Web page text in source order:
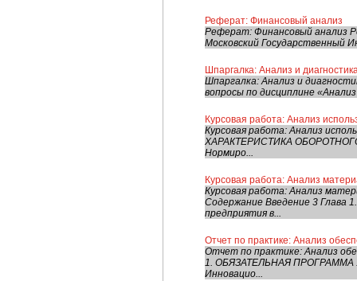
Реферат: Финансовый анализ
Реферат: Финансовый анализ
Московский Государственный
Шпаргалка: Анализ и
Шпаргалка: Анализ и
вопросы по дисциплине
Курсовая работа: Анализ
Курсовая работа: Анализ
ХАРАКТЕРИСТИКА ОБОРОТНОГО
Нормиро...
Курсовая работа: Анализ
Курсовая работа: Анализ
Содержание Введение 3 Глава
предприятия в...
Отчет по практике: Анализ
Отчет по практике: Анализ
1. ОБЯЗАТЕЛЬНАЯ ПРОГРАММА
Инновацио...